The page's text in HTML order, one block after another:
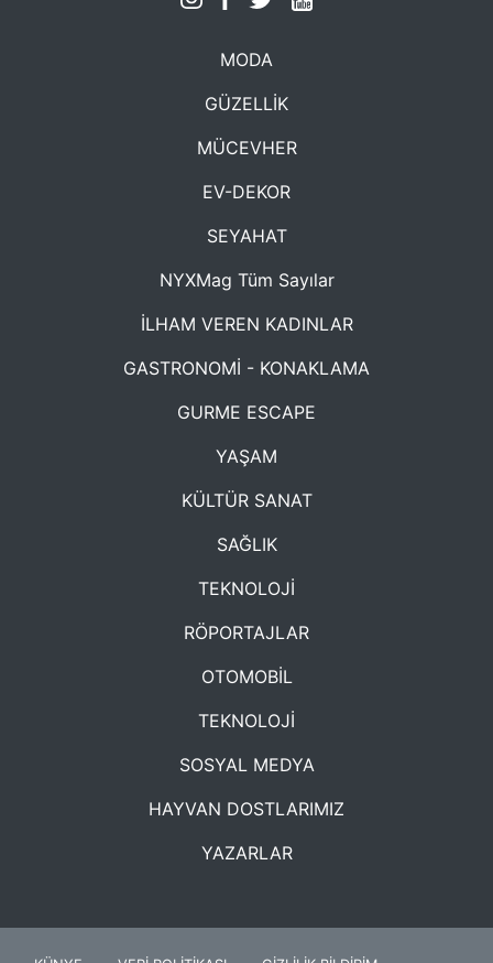
MODA
GÜZELLİK
MÜCEVHER
EV-DEKOR
SEYAHAT
NYXMag Tüm Sayılar
İLHAM VEREN KADINLAR
GASTRONOMİ - KONAKLAMA
GURME ESCAPE
YAŞAM
KÜLTÜR SANAT
SAĞLIK
TEKNOLOJİ
RÖPORTAJLAR
OTOMOBİL
TEKNOLOJİ
SOSYAL MEDYA
HAYVAN DOSTLARIMIZ
YAZARLAR